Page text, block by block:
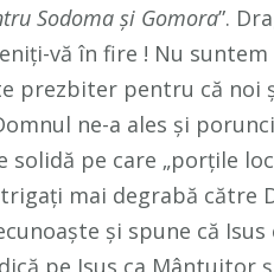
Sodoma și Gomora”.
vă în fire ! Nu
prezbiter pentru că noi
ne-a ales și
solidă pe care „porțile
mai degrabă către
și spune că Isus
pe Isus ca Mântuitor